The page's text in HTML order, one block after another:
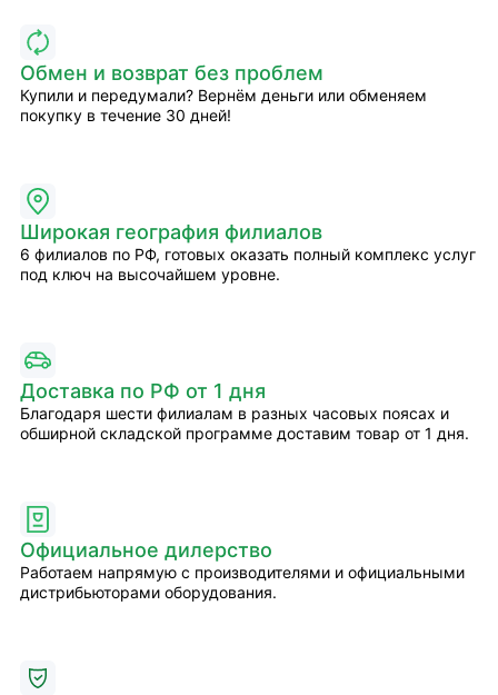
Обмен и возврат без проблем
Купили и передумали? Вернём деньги или обменяем
покупку в течение 30 дней!
Широкая география филиалов
6 филиалов по РФ, готовых оказать полный комплекс услуг
под ключ на высочайшем уровне.
Доставка по РФ от 1 дня
Благодаря шести филиалам в разных часовых поясах и
обширной складской программе доставим товар от 1 дня.
Официальное дилерство
Работаем напрямую с производителями и официальными
дистрибьюторами оборудования.